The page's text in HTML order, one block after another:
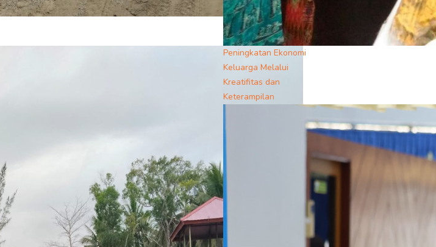
Peningkatan Ekonomi
Keluarga Melalui
Kreatifitas dan
Keterampilan